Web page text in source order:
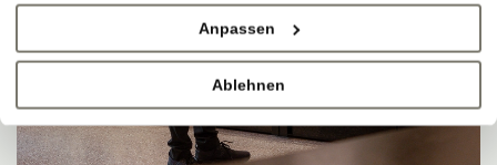
Anpassen
Ablehnen